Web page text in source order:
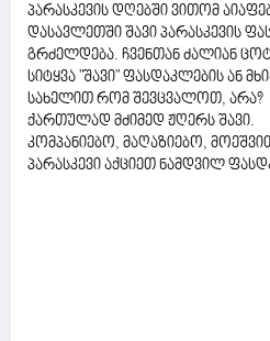
პარასკევის დღებში ვითომ
დასავლეთში შავი პარასკევის
გრძელდება. ჩვენთან ძალიან
სიტყვა "შავი" ფასდაკლების ან
სახელით რომ შევცვალოთ, არა?
ქართულად მძიმედ ჟღერს შავი.
კომპანიებო, მაღაზიებო,
პარასკევი აქციეთ ნამდვილ